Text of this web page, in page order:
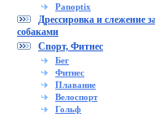
Panoptix
Дрессировка и слежение
собаками
Спорт, Фитнес
Бег
Фитнес
Плавание
Велоспорт
Гольф